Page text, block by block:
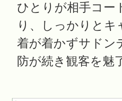
ひとりが相手コー
り、しっかりとキ
着が着かずサドン
防が続き観客を魅